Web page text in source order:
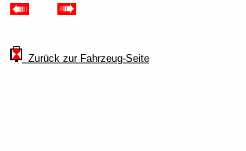
Zurück zur Fahrzeug-Seite